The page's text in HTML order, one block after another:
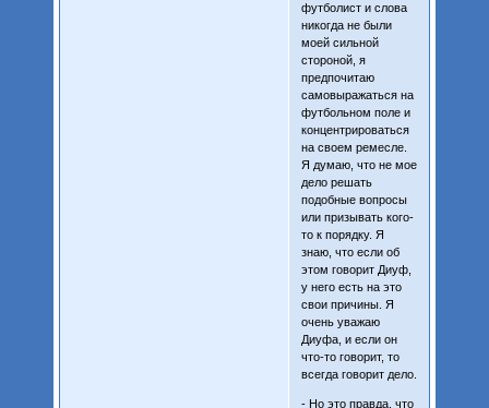
футболист и слова
никогда не были
моей сильной
стороной, я
предпочитаю
самовыражаться на
футбольном поле и
концентрироваться
на своем ремесле.
Я думаю, что не мое
дело решать
подобные вопросы
или призывать кого-
то к порядку. Я
знаю, что если об
этом говорит Диуф,
у него есть на это
свои причины. Я
очень уважаю
Диуфа, и если он
что-то говорит, то
всегда говорит дело.
- Но это правда, что